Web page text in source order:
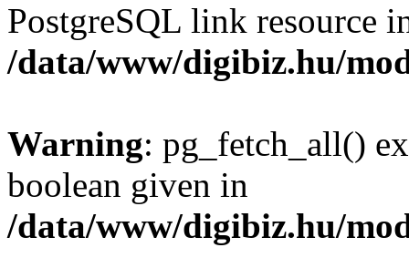
PostgreSQL link resource
/data/www/digibiz.hu/
Warning: pg_fetch_all()
boolean given in
/data/www/digibiz.hu/